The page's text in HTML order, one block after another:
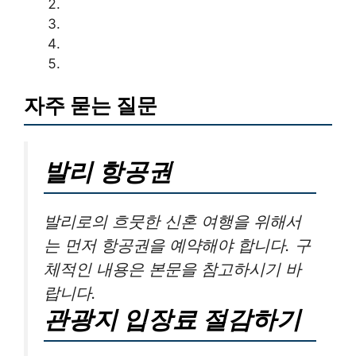
자주 묻는 질문
발리 항공권
발리로의 흐뭇한 신혼 여행을 위해서
는 먼저 항공권을 예약해야 합니다. 구
체적인 내용은 본문을 참고하시기 바
랍니다.
관광지 입장료 절감하기